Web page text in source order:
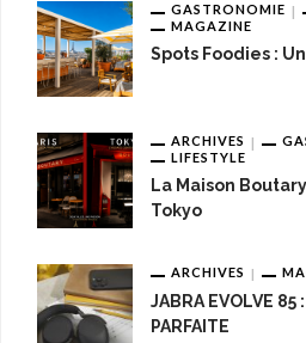
GASTRONOMIE
MAGAZINE
Spots Foodies :
ARCHIVES
LIFESTYLE
La Maison
Tokyo
ARCHIVES
JABRA EVOLVE 85
PARFAITE